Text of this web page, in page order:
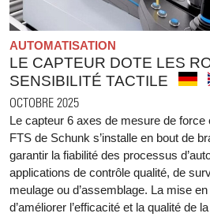
AUTOMATISATION
LE CAPTEUR DOTE LES
SENSIBILITÉ TACTILE
OCTOBRE 2025
Le capteur 6 axes de mesure de force
FTS de Schunk s’installe en bout de
garantir la fiabilité des processus
applications de contrôle qualité, de
meulage ou d’assemblage. La mise
d’améliorer l’efficacité et la qualité de